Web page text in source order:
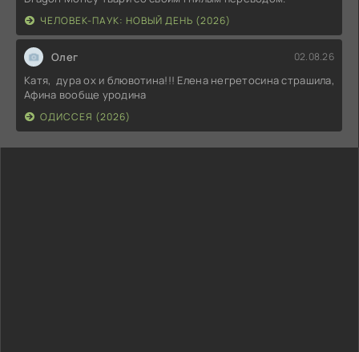
ЧЕЛОВЕК-ПАУК: НОВЫЙ ДЕНЬ (2026)
Олег 02.08.26
Катя, дура ох и блювотина!!! Елена негретосина страшила,
Афина вообще уродина
ОДИССЕЯ (2026)